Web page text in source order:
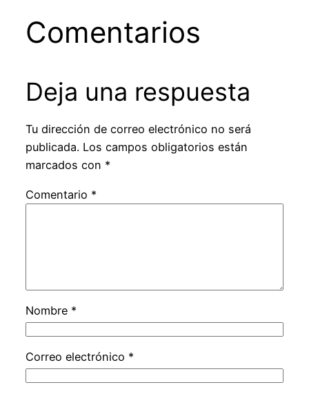
Comentarios
Deja una respuesta
Tu dirección de correo electrónico no será
publicada. Los campos obligatorios están
marcados con *
Comentario *
Nombre *
Correo electrónico *